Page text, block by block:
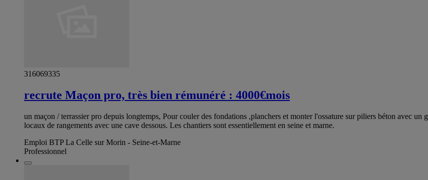
316069335
recrute Maçon pro, très bien rémunéré : 4000€mois
un maçon / terrassier pro depuis longtemps, Pour couler des fondations ,planchers et monter l'ossature sur piliers béton avec un
locaux de rangements avec une cave dessous. Les chantiers sont essentiellement en seine et marne.
Emploi BTP La Celle sur Morin - Seine-et-Marne
Professionnel